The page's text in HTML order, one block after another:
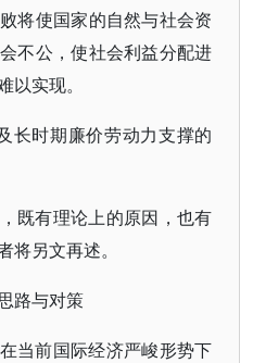
将使国家的自然与社会资
不公，使社会利益分配进
难以实现。
长时期廉价劳动力支撑的
既有理论上的原因，也有
者将另文再述。
路与对策
当前国际经济严峻形势下